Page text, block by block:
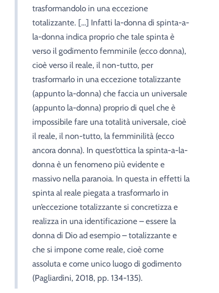
trasformandolo in una eccezione
totalizzante. […] Infatti la-donna di spinta-a-
la-donna indica proprio che tale spinta è
verso il godimento femminile (ecco donna),
cioè verso il reale, il non-tutto, per
trasformarlo in una eccezione totalizzante
(appunto la-donna) che faccia un universale
(appunto la-donna) proprio di quel che è
impossibile fare una totalità universale, cioè
il reale, il non-tutto, la femminilità (ecco
ancora donna). In quest’ottica la spinta-a-la-
donna è un fenomeno più evidente e
massivo nella paranoia. In questa in effetti la
spinta al reale piegata a trasformarlo in
un’eccezione totalizzante si concretizza e
realizza in una identificazione – essere la
donna di Dio ad esempio – totalizzante e
che si impone come reale, cioè come
assoluta e come unico luogo di godimento
(Pagliardini, 2018, pp. 134-135).